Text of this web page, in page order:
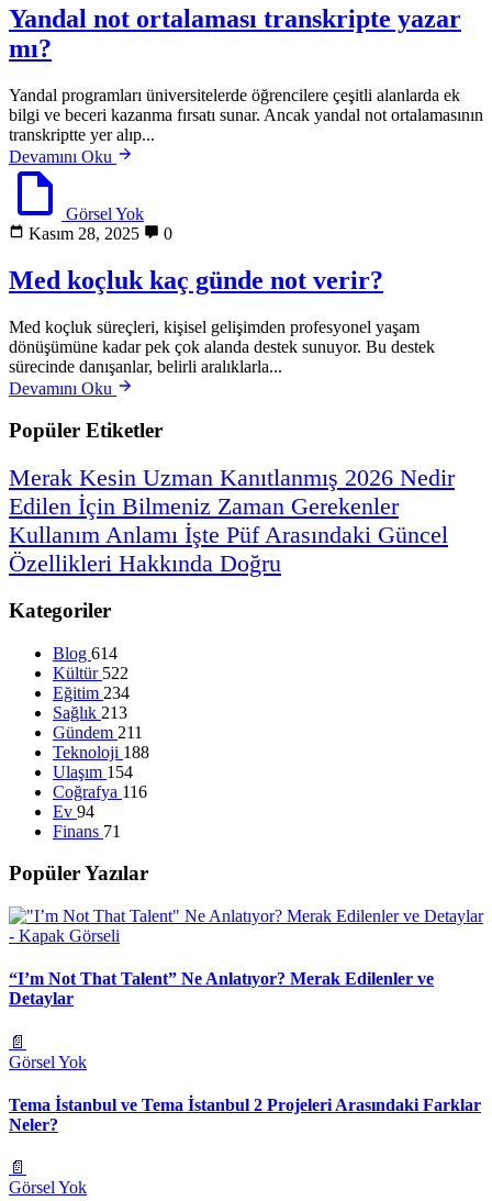
Yandal not ortalaması transkripte yazar
mı?
Yandal programları üniversitelerde öğrencilere çeşitli alanlarda ek
bilgi ve beceri kazanma fırsatı sunar. Ancak yandal not ortalamasının
transkriptte yer alıp...
Devamını Oku
Görsel Yok
Kasım 28, 2025
0
Med koçluk kaç günde not verir?
Med koçluk süreçleri, kişisel gelişimden profesyonel yaşam
dönüşümüne kadar pek çok alanda destek sunuyor. Bu destek
sürecinde danışanlar, belirli aralıklarla...
Devamını Oku
Popüler Etiketler
Merak Kesin Uzman Kanıtlanmış 2026 Nedir
Edilen İçin Bilmeniz Zaman Gerekenler
Kullanım Anlamı İşte PüfArasındaki Güncel
Özellikleri Hakkında Doğru
Kategoriler
Blog 614
Kültür 522
Eğitim 234
Sağlık 213
Gündem 211
Teknoloji 188
Ulaşım 154
Coğrafya 116
Ev 94
Finans 71
Popüler Yazılar
“I’m Not That Talent” Ne Anlatıyor? Merak Edilenler ve
Detaylar
📄
Görsel Yok
Tema İstanbul ve Tema İstanbul 2 Projeleri Arasındaki Farklar
Neler?
📄
Görsel Yok